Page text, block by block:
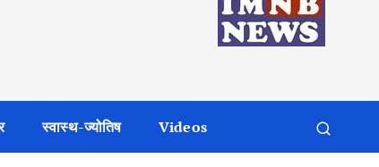
स्वास्थ-ज्योतिष Videos